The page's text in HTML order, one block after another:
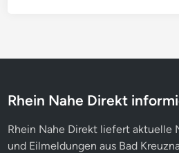
Rhein Nahe Direkt
Rhein Nahe Direkt liefert aktuelle
und Eilmeldungen aus Bad